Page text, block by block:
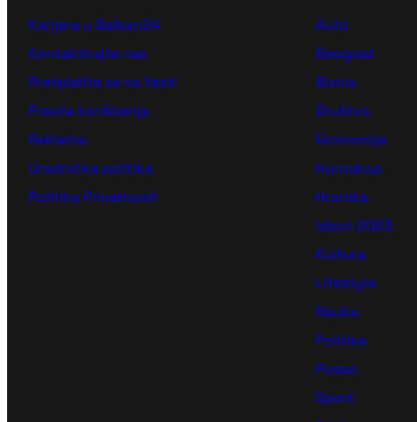
Karijera u Balkan24
Kontaktirajte nas
Pretplatite se na Vesti
Pravila korišćenja
Reklama
Urednička politika
Politika Privatnosti
Auto
Beograd
Biznis
Društvo
Ekonomija
Horoskop
Hronika
Izbori 2023
Kultura
Lifestyle
Nauka
Politika
Posao
Sport